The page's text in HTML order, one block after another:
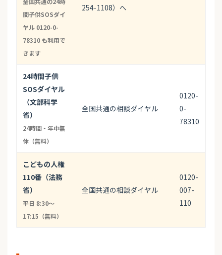
間子供SOSダイ
ヤル 0120-0-
78310 も利用で
きます
254-1108）へ
24時間子供
SOSダイヤル
（文部科学
省）
24時間・年中無
休（無料）
全国共通の相談ダイヤル
0120-
0-
78310
こどもの人権
110番（法務
省）
平日 8:30〜
17:15（無料）
全国共通の相談ダイヤル
0120-
007-
110